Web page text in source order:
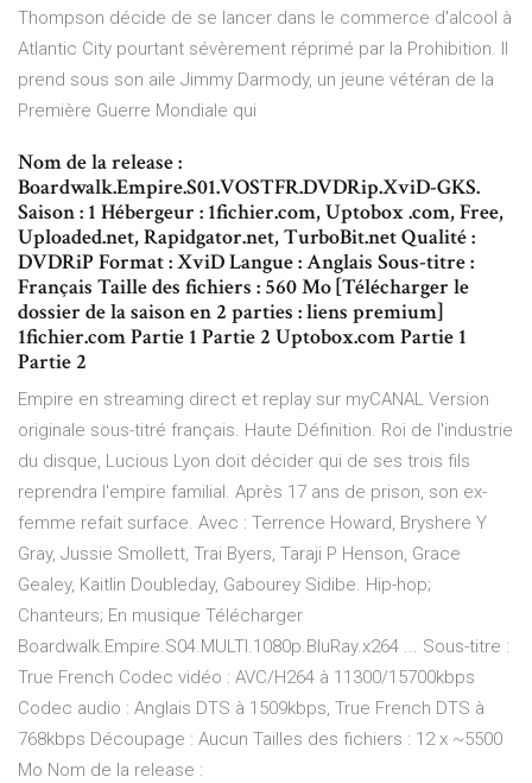
Thompson décide de se lancer dans le commerce d'alcool à
Atlantic City pourtant sévèrement réprimé par la Prohibition. Il
prend sous son aile Jimmy Darmody, un jeune vétéran de la
Première Guerre Mondiale qui
Nom de la release :
Boardwalk.Empire.S01.VOSTFR.DVDRip.XviD-GKS.
Saison : 1 Hébergeur : 1fichier.com, Uptobox .com, Free,
Uploaded.net, Rapidgator.net, TurboBit.net Qualité :
DVDRiP Format : XviD Langue : Anglais Sous-titre :
Français Taille des fichiers : 560 Mo [Télécharger le
dossier de la saison en 2 parties : liens premium]
1fichier.com Partie 1 Partie 2 Uptobox.com Partie 1
Partie 2
Empire en streaming direct et replay sur myCANAL Version
originale sous-titré français. Haute Définition. Roi de l'industrie
du disque, Lucious Lyon doit décider qui de ses trois fils
reprendra l'empire familial. Après 17 ans de prison, son ex-
femme refait surface. Avec : Terrence Howard, Bryshere Y
Gray, Jussie Smollett, Trai Byers, Taraji P Henson, Grace
Gealey, Kaitlin Doubleday, Gabourey Sidibe. Hip-hop;
Chanteurs; En musique Télécharger
Boardwalk.Empire.S04.MULTI.1080p.BluRay.x264 ... Sous-titre :
True French Codec vidéo : AVC/H264 à 11300/15700kbps
Codec audio : Anglais DTS à 1509kbps, True French DTS à
768kbps Découpage : Aucun Tailles des fichiers : 12 x ~5500
Mo Nom de la release :